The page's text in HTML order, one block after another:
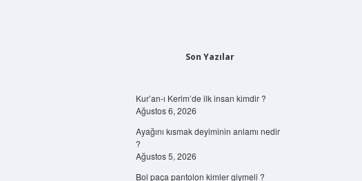
Son Yazılar
Kur’an-ı Kerim’de ilk insan kimdir ?
Ağustos 6, 2026
Ayağını kısmak deyiminin anlamı nedir
?
Ağustos 5, 2026
Bol paça pantolon kimler giymeli ?